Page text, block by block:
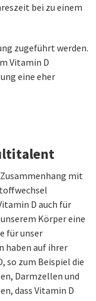
bei zu einem
zugeführt werden.
Vitamin D
eine eher
mit
D auch für
Körper eine
für unser
haben auf ihrer
so zum Beispiel die
Darmzellen und
dass Vitamin D